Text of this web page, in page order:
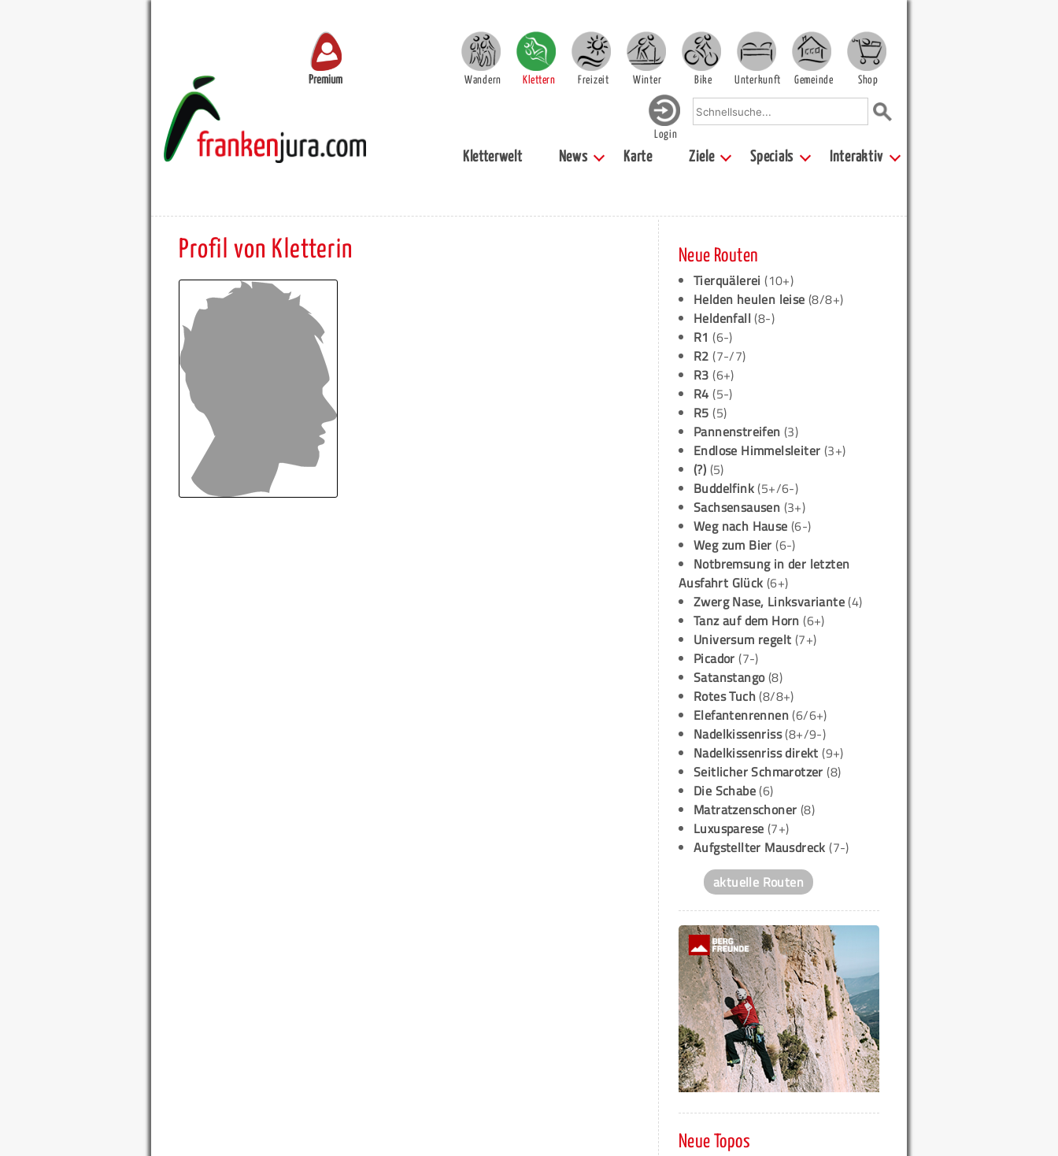
Premium Wandern Klettern Freizeit Winter Bike Unterkunft Gemeinde Shop
Login
Kletterwelt News Karte Ziele Specials Interaktiv
Profil von Kletterin Neue Routen
Tierquälerei (10+)
Helden heulen leise(8/8+)
Heldenfall(8-)
R1 (6-)
R2 (7-/7)
R3 (6+)
R4 (5-)
R5 (5)
Pannenstreifen (3)
Endlose Himmelsleiter (3+)
(?) (5)
Buddelfink(5+/6-)
Sachsensausen (3+)
Weg nach Hause (6-)
Weg zum Bier (6-)
Notbremsung in der letzten
Ausfahrt Glück (6+)
Zwerg Nase, Linksvariante(4)
Tanz auf dem Horn (6+)
Universum regelt (7+)
Picador (7-)
Satanstango(8)
Rotes Tuch(8/8+)
Elefantenrennen(6/6+)
Nadelkissenriss(8+/9-)
Nadelkissenriss direkt (9+)
Seitlicher Schmarotzer (8)
Die Schabe(6)
Matratzenschoner (8)
Luxusparese (7+)
Aufgstellter Mausdreck (7-)
aktuelle Routen
Neue Topos